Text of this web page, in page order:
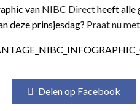
van NIBC Directheeft alle
deze prinsjesdag? Praat nu
Delen op Facebook